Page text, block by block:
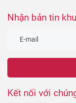
Nhận bản tin
Kết nối với